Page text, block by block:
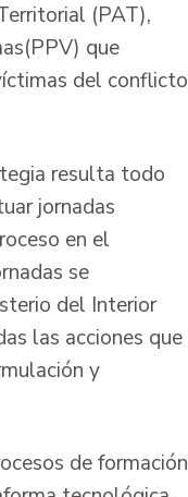
(PAT),
que
del conflicto
resulta todo
jornadas
en el
se
del Interior
las acciones que
y
de formación